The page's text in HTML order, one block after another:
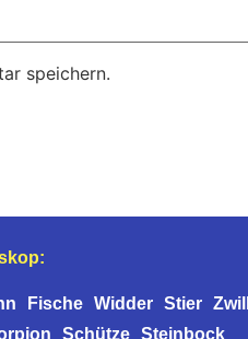
speichern.
Fische Widder Stier
Schütze Steinbock